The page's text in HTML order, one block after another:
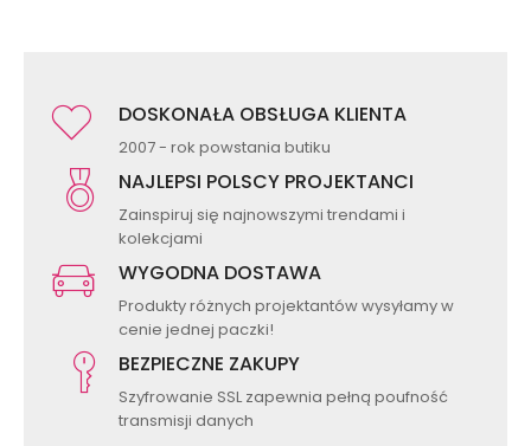
DOSKONAŁA OBSŁUGA KLIENTA
2007 - rok powstania butiku
NAJLEPSI POLSCY PROJEKTANCI
Zainspiruj się najnowszymi trendami i
kolekcjami
WYGODNA DOSTAWA
Produkty różnych projektantów wysyłamy w
cenie jednej paczki!
BEZPIECZNE ZAKUPY
Szyfrowanie SSL zapewnia pełną poufność
transmisji danych